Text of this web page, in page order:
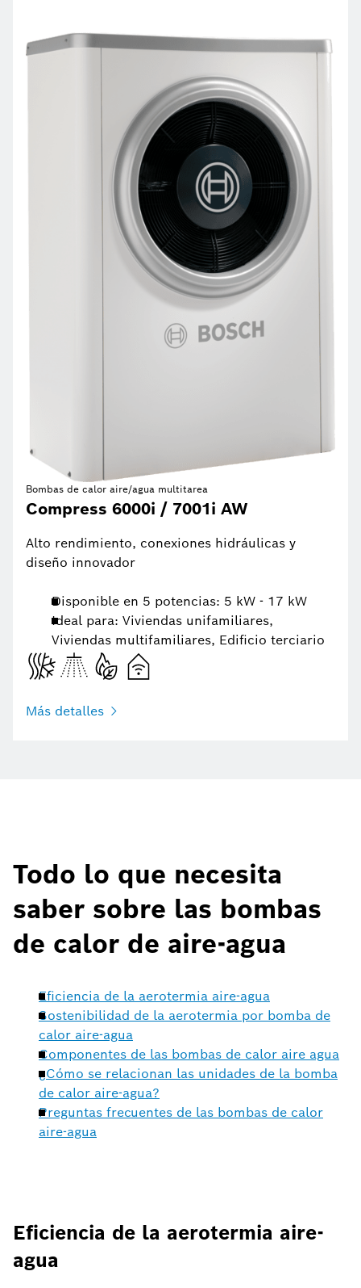
Bombas de calor aire/agua multitarea
Compress 6000i / 7001i AW
Alto rendimiento, conexiones hidráulicas y
diseño innovador
Disponible en 5 potencias: 5 kW - 17 kW
Ideal para: Viviendas unifamiliares,
Viviendas multifamiliares, Edificio terciario
Más detalles
Todo lo que necesita
saber sobre las bombas
de calor de aire-agua
Eficiencia de la aerotermia aire-agua
Sostenibilidad de la aerotermia por bomba de
calor aire-agua
Componentes de las bombas de calor aire agua
¿Cómo se relacionan las unidades de la bomba
de calor aire-agua?
Preguntas frecuentes de las bombas de calor
aire-agua
Eficiencia de la aerotermia aire-
agua